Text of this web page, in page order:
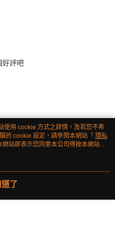
好評吧
使用 cookie 方式之詳情，及若您不希
的 cookie 設定，請參閱本網站「 隱私
站即表示您同意本公司得按本網站使
了